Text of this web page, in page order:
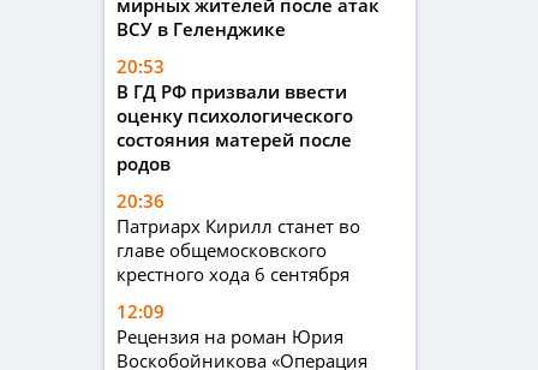
мирных жителей после атак
ВСУ в Геленджике
20:53
В ГД РФ призвали ввести
оценку психологического
состояния матерей после
родов
20:36
Патриарх Кирилл станет во
главе общемосковского
крестного хода 6 сентября
12:09
Рецензия на роман Юрия
Воскобойникова «Операция